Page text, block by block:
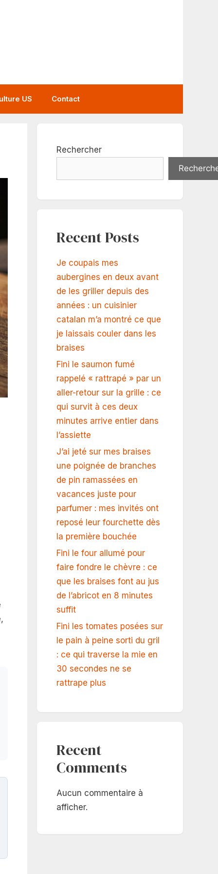
US Contact
Rechercher
Recent Posts
Je coupais mes
aubergines en deux avant
de les griller depuis des
années : un cuisinier
catalan m’a montré ce que
je laissais couler dans les
braises
Fini le saumon fumé
rappelé « rattrapé » par un
aller-retour sur la grille : ce
qui survit à ces deux
minutes arrive entier dans
l’assiette
J’ai jeté sur mes braises
une poignée de branches
de pin ramassées en
vacances juste pour
parfumer : mes invités ont
reposé leur fourchette dès
la première bouchée
Fini le four allumé pour
faire fondre le chèvre : ce
que les braises font au jus
de l’abricot en 8 minutes
suffit
Fini les tomates posées sur
le pain à peine sorti du gril
: ce qui traverse la mie en
30 secondes ne se
rattrape plus
Recent
Comments
Aucun commentaire à
afficher.